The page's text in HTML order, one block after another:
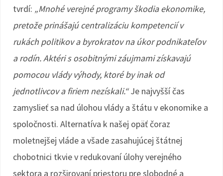
tvrdí: „Mnohé verejné programy škodia ekonomike,
pretože prinášajú centralizáciu kompetencií v
rukách politikov a byrokratov na úkor podnikateľov
a rodín. Aktéri s osobitnými záujmami získavajú
pomocou vlády výhody, ktoré by inak od
jednotlivcov a firiem nezískali.“Je najvyšší čas
zamyslieť sa nad úlohou vlády a štátu v ekonomike a
spoločnosti. Alternatíva k našej opäť čoraz
moletnejšej vláde a všade zasahujúcej štátnej
chobotnici tkvie v redukovaní úlohy verejného
sektora a rozširovaní priestoru pre slobodné a